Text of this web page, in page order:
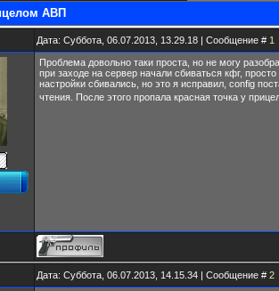
АВП
Дата: Суббота, 06.07.2013, 13.29.18 | Сообщение # 1
Проблема довольно таки проста, но не могу
при заходе на сервер начали сбиваться кфг,
настройки сбивались, но это я исправил, config
чтения. После этого пропала красная точка у
Дата: Суббота, 06.07.2013, 14.15.34 | Сообщение # 2